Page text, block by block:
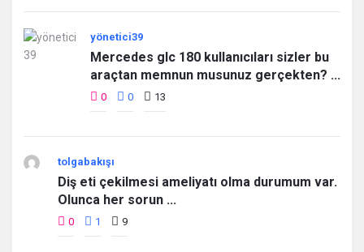
yönetici39
Mercedes glc 180 kullanıcıları sizler bu
araçtan memnun musunuz gerçekten? ...
0 0 13
tolgabakışı
Diş eti çekilmesi ameliyatı olma durumum var.
Olunca her sorun ...
0 1 9